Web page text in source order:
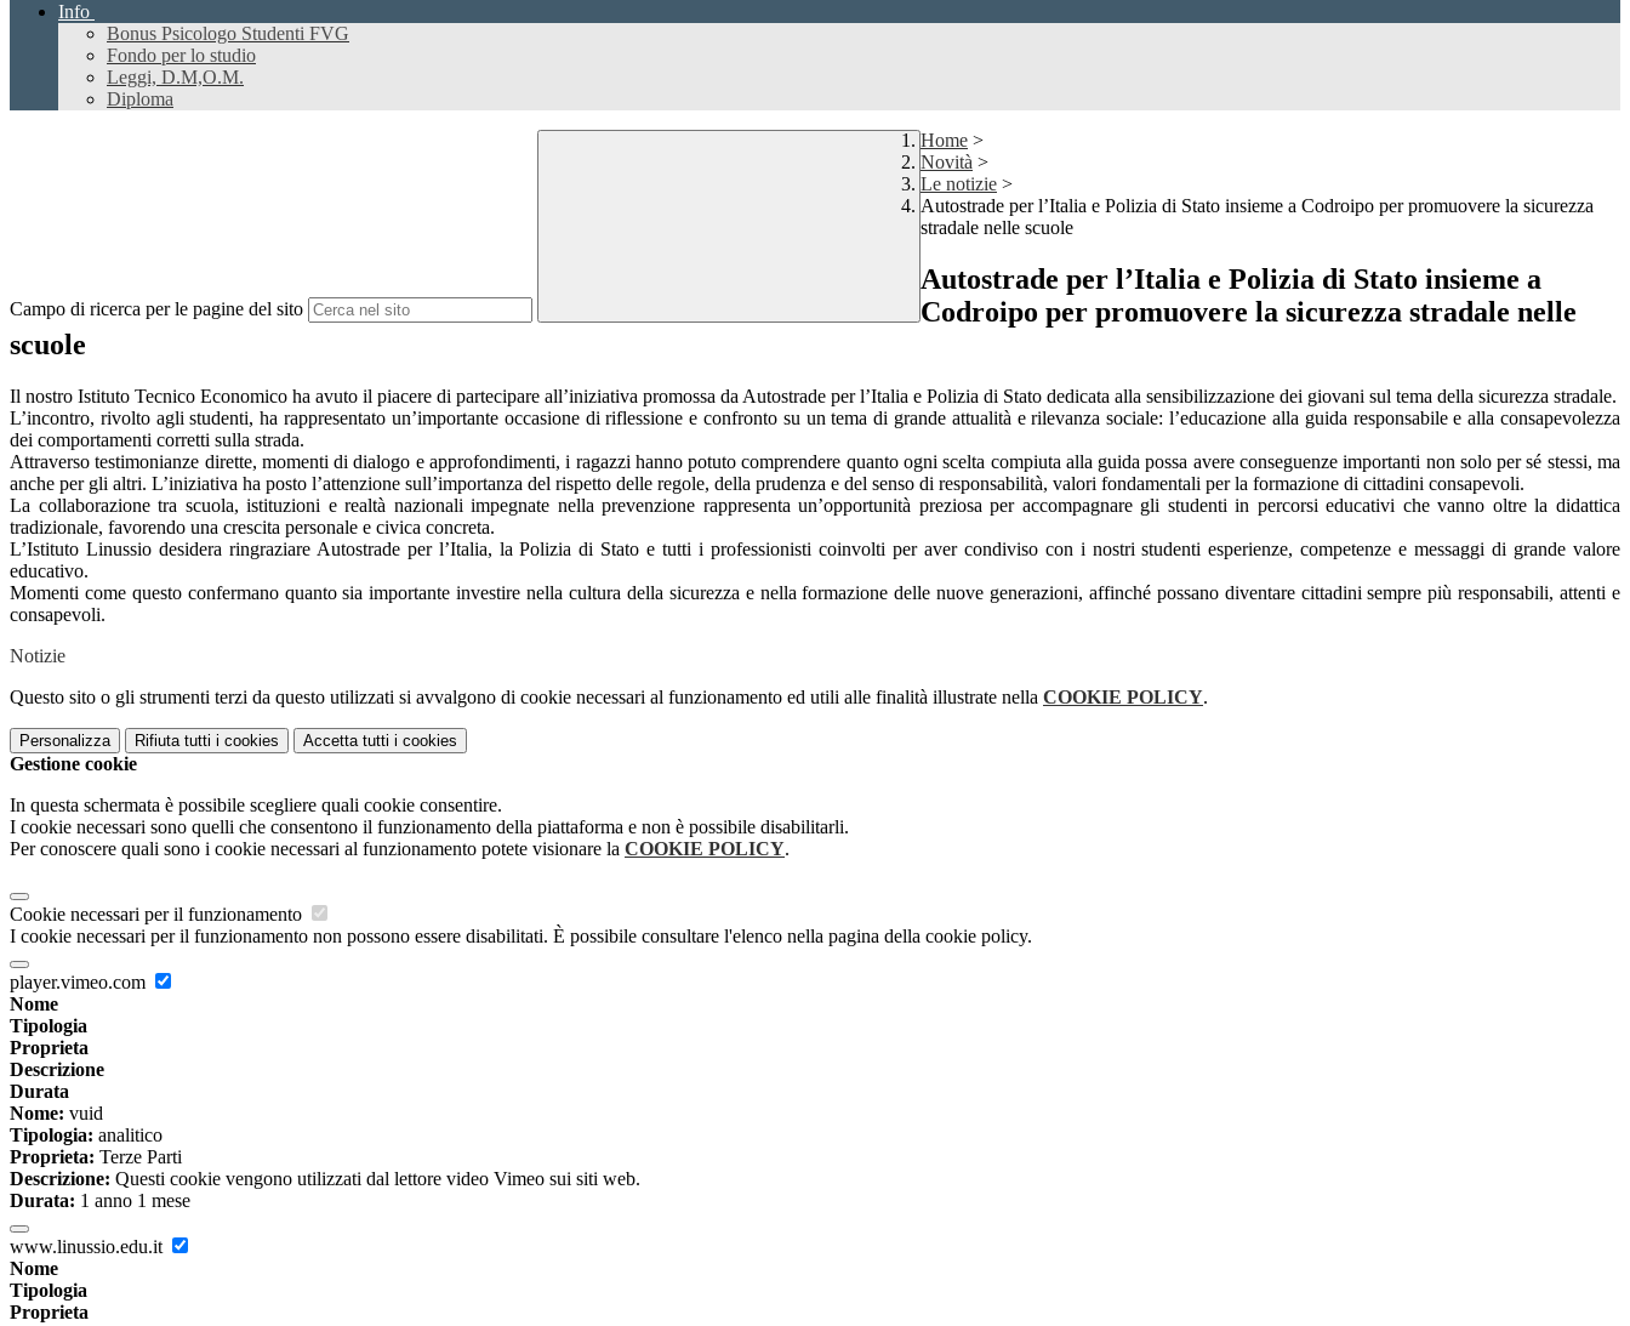
Info
Bonus Psicologo Studenti FVG
Fondo per lo studio
Leggi, D.M,O.M.
Diploma
Campo di ricerca per le pagine del sito
Home >
Novità >
Le notizie >
Autostrade per l’Italia e Polizia di Stato insieme a Codroipo per promuovere la sicurezza
stradale nelle scuole
Autostrade per l’Italia e Polizia di Stato insieme a
Codroipo per promuovere la sicurezza stradale nelle
scuole
Il nostro Istituto Tecnico Economico ha avuto il piacere di partecipare all’iniziativa promossa da Autostrade per l’Italia e Polizia di Stato dedicata alla sensibilizzazione dei giovani sul tema della sicurezza stradale.
L’incontro, rivolto agli studenti, ha rappresentato un’importante occasione di riflessione e confronto su un tema di grande attualità e rilevanza sociale: l’educazione alla guida responsabile e alla consapevolezza
dei comportamenti corretti sulla strada.
Attraverso testimonianze dirette, momenti di dialogo e approfondimenti, i ragazzi hanno potuto comprendere quanto ogni scelta compiuta alla guida possa avere conseguenze importanti non solo per sé stessi, ma
anche per gli altri. L’iniziativa ha posto l’attenzione sull’importanza del rispetto delle regole, della prudenza e del senso di responsabilità, valori fondamentali per la formazione di cittadini consapevoli.
La collaborazione tra scuola, istituzioni e realtà nazionali impegnate nella prevenzione rappresenta un’opportunità preziosa per accompagnare gli studenti in percorsi educativi che vanno oltre la didattica
tradizionale, favorendo una crescita personale e civica concreta.
L’Istituto Linussio desidera ringraziare Autostrade per l’Italia, la Polizia di Stato e tutti i professionisti coinvolti per aver condiviso con i nostri studenti esperienze, competenze e messaggi di grande valore
educativo.
Momenti come questo confermano quanto sia importante investire nella cultura della sicurezza e nella formazione delle nuove generazioni, affinché possano diventare cittadini sempre più responsabili, attenti e
consapevoli.
Notizie
Questo sito o gli strumenti terzi da questo utilizzati si avvalgono di cookie necessari al funzionamento ed utili alle finalità illustrate nella COOKIE POLICY.
Personalizza Rifiuta tutti i cookies Accetta tutti i cookies
Gestione cookie
In questa schermata è possibile scegliere quali cookie consentire.
I cookie necessari sono quelli che consentono il funzionamento della piattaforma e non è possibile disabilitarli.
Per conoscere quali sono i cookie necessari al funzionamento potete visionare la COOKIE POLICY.
Cookie necessari per il funzionamento
I cookie necessari per il funzionamento non possono essere disabilitati. È possibile consultare l'elenco nella pagina della cookie policy.
player.vimeo.com
Nome
Tipologia
Proprieta
Descrizione
Durata
Nome: vuid
Tipologia: analitico
Proprieta: Terze Parti
Descrizione: Questi cookie vengono utilizzati dal lettore video Vimeo sui siti web.
Durata: 1 anno 1 mese
www.linussio.edu.it
Nome
Tipologia
Proprieta